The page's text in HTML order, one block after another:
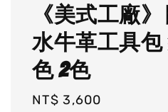
《美式工廠》
水牛革工具
色 2色
Regular
NT$ 3,600